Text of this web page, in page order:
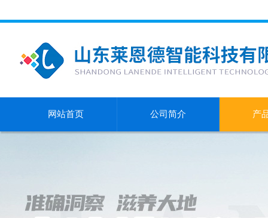
网站首页 公司简介 产